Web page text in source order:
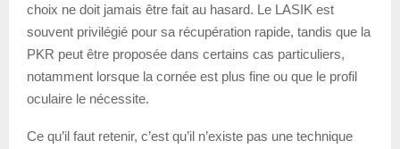
choix ne doit jamais être fait au hasard. Le LASIK est
souvent privilégié pour sa récupération rapide, tandis que la
PKR peut être proposée dans certains cas particuliers,
notamment lorsque la cornée est plus fine ou que le profil
oculaire le nécessite.
Ce qu’il faut retenir, c’est qu’il n’existe pas une technique